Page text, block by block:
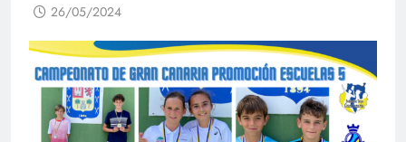
26/05/2024